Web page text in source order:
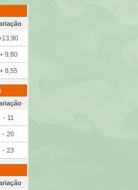
+ 9,80
+ 8,55
- 11
- 20
- 23